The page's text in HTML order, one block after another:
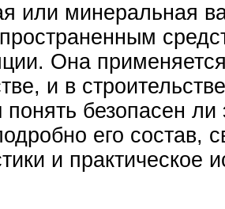
или минеральная
Она
и в
понять безопасен ли
его состав,
и практическое